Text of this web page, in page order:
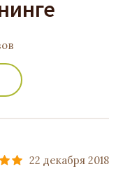
22 декабря 2018